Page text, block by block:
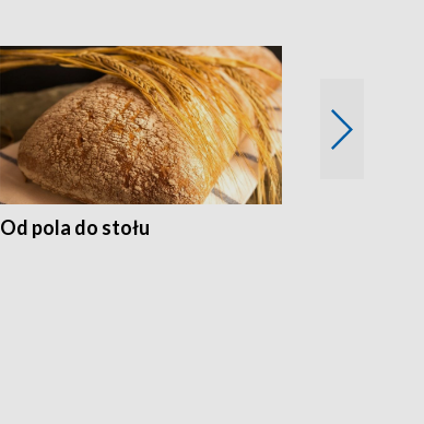
Od pola do stołu